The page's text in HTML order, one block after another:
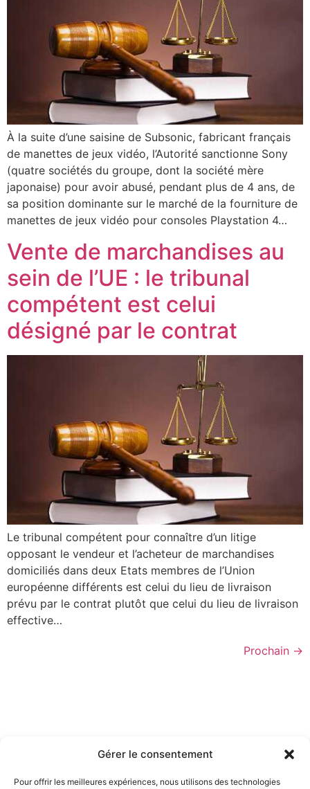
Gérer le consentement
Pour offrir les meilleures expériences, nous utilisons des technologies
À la suite d’une saisine de Subsonic, fabricant français
de manettes de jeux vidéo, l’Autorité sanctionne Sony
(quatre sociétés du groupe, dont la société mère
japonaise) pour avoir abusé, pendant plus de 4 ans, de
sa position dominante sur le marché de la fourniture de
manettes de jeux vidéo pour consoles Playstation 4…
Vente de marchandises au
sein de l’UE : le tribunal
compétent est celui
désigné par le contrat
Le tribunal compétent pour connaître d’un litige
opposant le vendeur et l’acheteur de marchandises
domiciliés dans deux Etats membres de l’Union
européenne différents est celui du lieu de livraison
prévu par le contrat plutôt que celui du lieu de livraison
effective…
Prochain →